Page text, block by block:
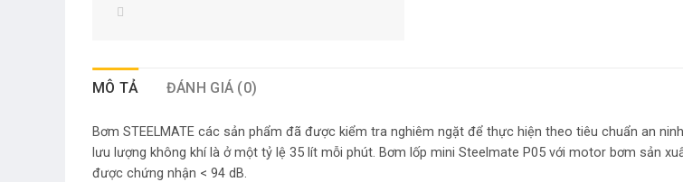
MÔ TẢ ĐÁNH GIÁ (0)
Bơm STEELMATE các sản phẩm đã được kiểm tra nghiêm ngặt để thực hiện theo tiêu chuẩn an
lưu lượng không khí là ở một tỷ lệ 35 lít mỗi phút. Bơm lốp mini Steelmate P05 với motor bơm sản
được chứng nhận < 94 dB.